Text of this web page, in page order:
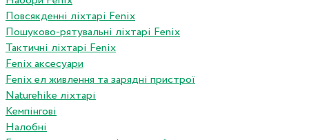
Повсякденні ліхтарі Fenix
Пошуково-рятувальні ліхтарі Fenix
Тактичні ліхтарі Fenix
Fenix аксесуари
Fenix ел живлення та зарядні пристрої
Naturehike ліхтарі
Кемпінгові
Налобні